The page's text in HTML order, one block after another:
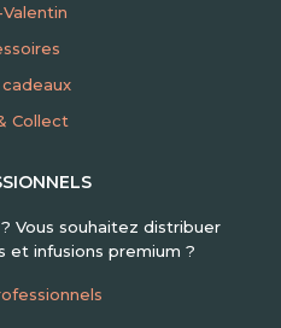
Collect
Vous souhaitez distribuer
infusions premium ?